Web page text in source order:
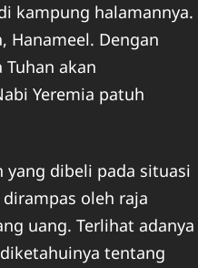
kampung halamannya.
Hanameel. Dengan
akan
Yeremia patuh
dibeli pada situasi
oleh raja
uang. Terlihat adanya
tentang